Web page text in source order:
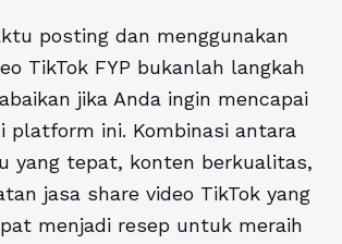
posting dan menggunakan
TikTok FYP bukanlah langkah
jika Anda ingin mencapai
platform ini. Kombinasi antara
yang tepat, konten berkualitas,
jasa share video TikTok yang
menjadi resep untuk meraih